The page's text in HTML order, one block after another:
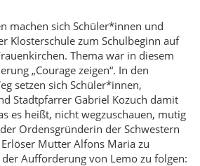
machen sich Schüler*innen und
Klosterschule zum Schulbeginn auf
Thema war in diesem
„Courage zeigen“. In den
setzen sich Schüler*innen,
Stadtpfarrer Gabriel Kozuch damit
es heißt, nicht wegzuschauen, mutig
Ordensgründerin der Schwestern
Mutter Alfons Maria zu
Aufforderung von Lemo zu folgen: